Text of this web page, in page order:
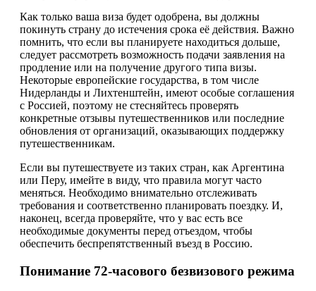
Как только ваша виза будет одобрена, вы должны
покинуть страну до истечения срока её действия. Важно
помнить, что если вы планируете находиться дольше,
следует рассмотреть возможность подачи заявления на
продление или на получение другого типа визы.
Некоторые европейские государства, в том числе
Нидерланды и Лихтенштейн, имеют особые соглашения
с Россией, поэтому не стесняйтесь проверять
конкретные отзывы путешественников или последние
обновления от организаций, оказывающих поддержку
путешественникам.
Если вы путешествуете из таких стран, как Аргентина
или Перу, имейте в виду, что правила могут часто
меняться. Необходимо внимательно отслеживать
требования и соответственно планировать поездку. И,
наконец, всегда проверяйте, что у вас есть все
необходимые документы перед отъездом, чтобы
обеспечить беспрепятственный въезд в Россию.
Понимание 72-часового безвизового режима